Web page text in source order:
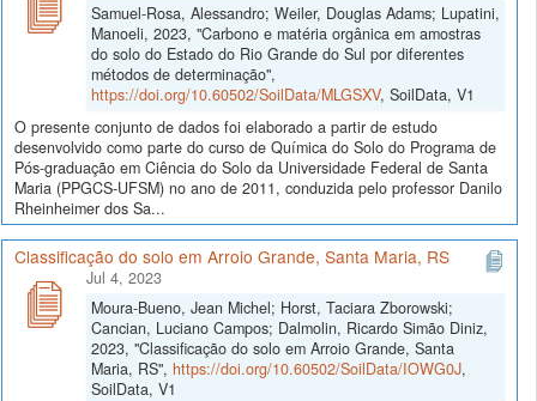
Samuel-Rosa, Alessandro; Weiler, Douglas Adams; Lupatini,
Manoeli, 2023, "Carbono e matéria orgânica em amostras
do solo do Estado do Rio Grande do Sul por diferentes
métodos de determinação",
https://doi.org/10.60502/SoilData/MLGSXV, SoilData, V1
O presente conjunto de dados foi elaborado a partir de estudo
desenvolvido como parte do curso de Química do Solo do Programa de
Pós-graduação em Ciência do Solo da Universidade Federal de Santa
Maria (PPGCS-UFSM) no ano de 2011, conduzida pelo professor Danilo
Rheinheimer dos Sa...
Classificação do solo em Arroio Grande, Santa Maria, RS
Jul 4, 2023
Moura-Bueno, Jean Michel; Horst, Taciara Zborowski;
Cancian, Luciano Campos; Dalmolin, Ricardo Simão Diniz,
2023, "Classificação do solo em Arroio Grande, Santa
Maria, RS", https://doi.org/10.60502/SoilData/IOWG0J,
SoilData, V1